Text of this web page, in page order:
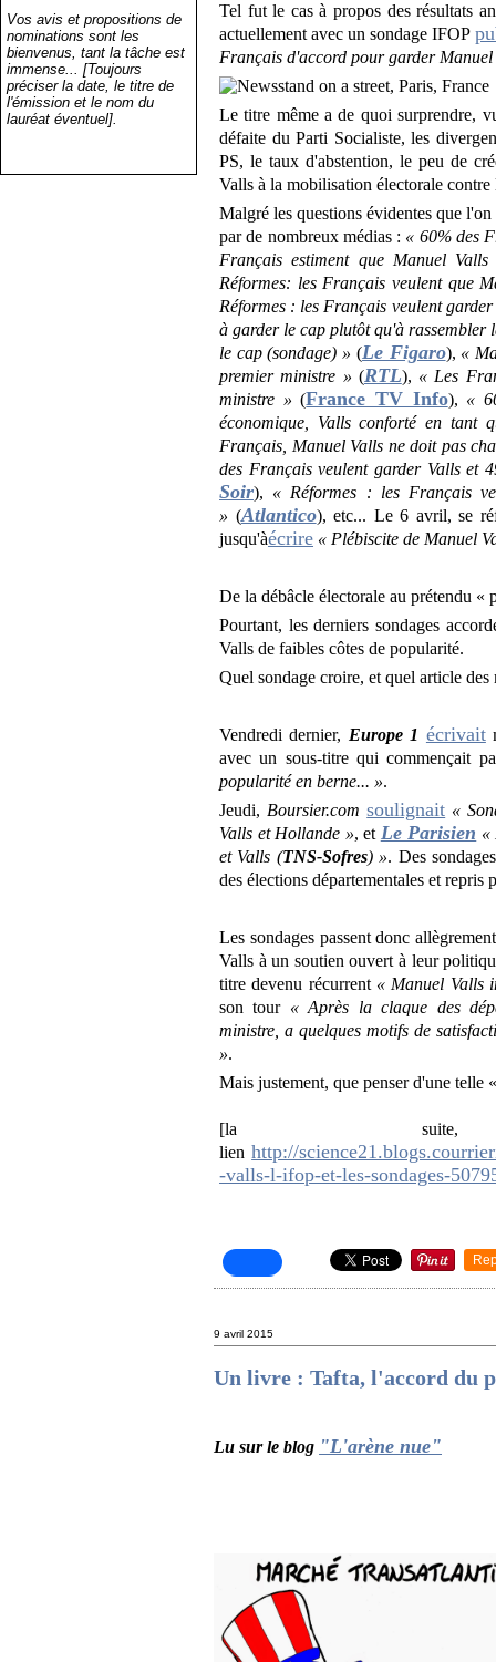
Vos avis et propositions de
nominations sont les
bienvenus, tant la tâche est
immense... [Toujours
préciser la date, le titre de
l'émission et le nom du
lauréat éventuel].
Tel fut le cas à propos des résultats
actuellement avec un sondage IFOP
Français d'accord pour garder
Le titre même a de quoi surprendre,
défaite du Parti Socialiste, les
PS, le taux d'abstention, le peu de
Valls à la mobilisation électorale
Malgré les questions évidentes que
par de nombreux médias : « 60% des
Français estiment que Manuel
Réformes: les Français veulent que
Réformes : les Français veulent
à garder le cap plutôt qu'à rassembler
le cap (sondage) » (Le Figaro), «
premier ministre » (RTL), « Les
ministre » (France TV Info), «
économique, Valls conforté en tant
Français, Manuel Valls ne doit pas
des Français veulent garder Valls et
Soir), « Réformes : les Français
» (Atlantico), etc... Le 6 avril, se
jusqu'àécrire « Plébiscite de Manuel
De la débâcle électorale au prétendu «
Pourtant, les derniers sondages
Valls de faibles côtes de popularité.
Quel sondage croire, et quel article des
Vendredi dernier, Europe 1 écrivait
avec un sous-titre qui commençait
popularité en berne... ».
Jeudi, Boursier.com soulignait «
Valls et Hollande », et Le Parisien «
et Valls (TNS-Sofres) ». Des
des élections départementales et repris
Les sondages passent donc
Valls à un soutien ouvert à leur
titre devenu récurrent « Manuel Valls
son tour « Après la claque des
ministre, a quelques motifs de
».
Mais justement, que penser d'une telle
[la
lienhttp://
-valls-l-ifop-et-les-sondages-
9 avril 2015
Un livre : Tafta, l'accord du
Lu sur le blog "L'arène nue"